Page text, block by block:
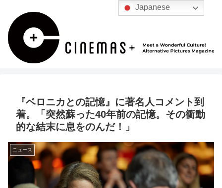
『ベロニカとの記憶』に著名人コメント到
着。「突然蘇った40年前の記憶。その衝動
的な結末に息をのんだ！」
ニュース
Japanese